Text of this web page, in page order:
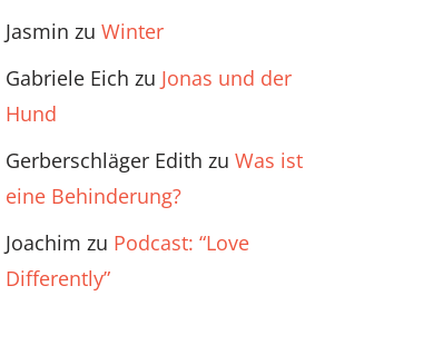
Jasmin zu Winter
Gabriele Eich zu Jonas und der
Hund
Gerberschläger Edith zu Was ist
eine Behinderung?
Joachim zu Podcast: “Love
Differently”